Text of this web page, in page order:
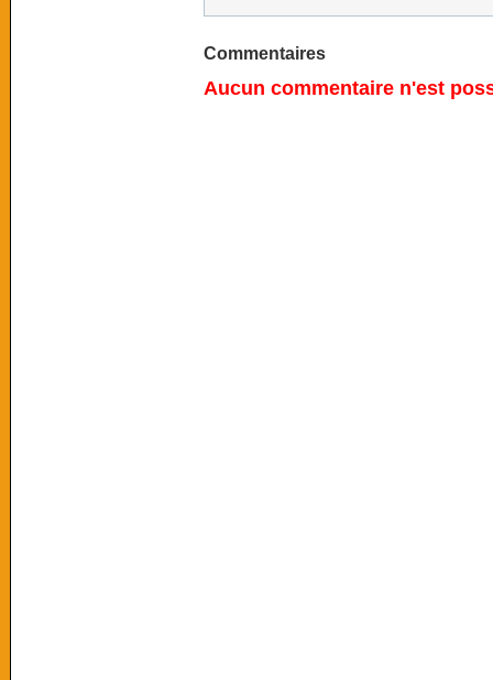
Commentaires
Aucun commentaire n'est